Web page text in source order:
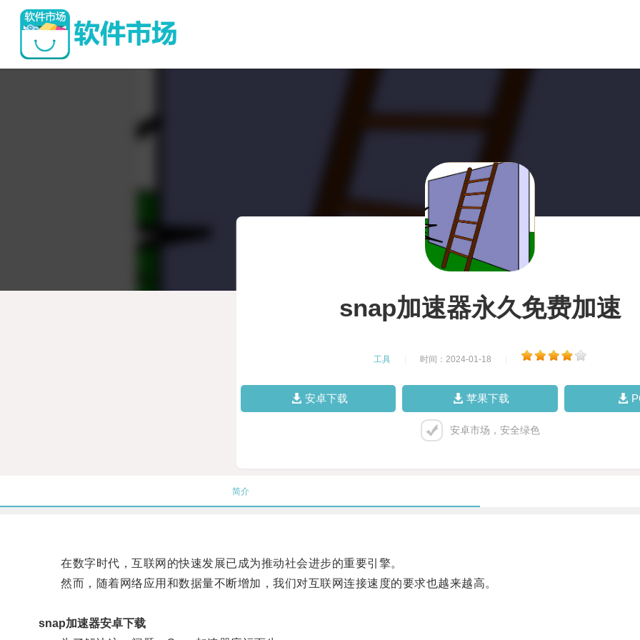
snap加速器永久免费加速
工具 时间：2024-01-18
安卓下载 苹果下载
安卓市场，安全绿色
简介
在数字时代，互联网的快速发展已成为推动社会进步的重要引擎。
然而，随着网络应用和数据量不断增加，我们对互联网连接速度的要求也越来越高。
snap加速器安卓下载